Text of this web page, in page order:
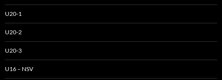
U20-1
U20-2
U20-3
U16 – NSV